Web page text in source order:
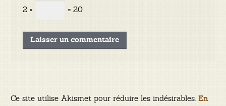
2 ×
= 20
Ce site utilise Akismet pour réduire les indésirables. En